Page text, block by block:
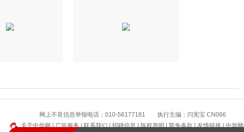
网上不良信息举报电话：010-56177181 执行主编：闫宪宝 CN066
关于中华网|广告服务|联系我们|招聘信息|版权声明|豁免条款|友情链接|中华
提高警惕！绷紧暑期护娃安全这根弦